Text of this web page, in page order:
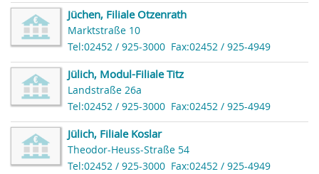
Jüchen, Filiale Otzenrath
Marktstraße 10
Tel:02452 / 925-3000 Fax:02452 / 925-4949
Jülich, Modul-Filiale Titz
Landstraße 26a
Tel:02452 / 925-3000 Fax:02452 / 925-4949
Jülich, Filiale Koslar
Theodor-Heuss-Straße 54
Tel:02452 / 925-3000 Fax:02452 / 925-4949